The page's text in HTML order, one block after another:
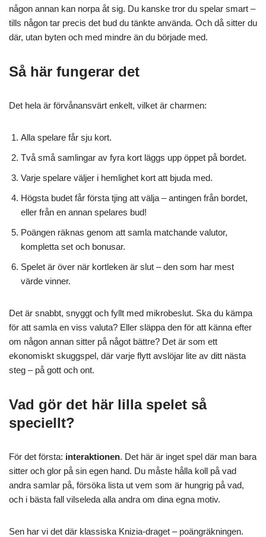
någon annan kan norpa åt sig. Du kanske tror du spelar smart –
tills någon tar precis det bud du tänkte använda. Och då sitter du
där, utan byten och med mindre än du började med.
Så här fungerar det
Det hela är förvånansvärt enkelt, vilket är charmen:
Alla spelare får sju kort.
Två små samlingar av fyra kort läggs upp öppet på bordet.
Varje spelare väljer i hemlighet kort att bjuda med.
Högsta budet får första tjing att välja – antingen från bordet,
eller från en annan spelares bud!
Poängen räknas genom att samla matchande valutor,
kompletta set och bonusar.
Spelet är över när kortleken är slut – den som har mest
värde vinner.
Det är snabbt, snyggt och fyllt med mikrobeslut. Ska du kämpa
för att samla en viss valuta? Eller släppa den för att känna efter
om någon annan sitter på något bättre? Det är som ett
ekonomiskt skuggspel, där varje flytt avslöjar lite av ditt nästa
steg – på gott och ont.
Vad gör det här lilla spelet så
speciellt?
För det första: interaktionen. Det här är inget spel där man bara
sitter och glor på sin egen hand. Du måste hålla koll på vad
andra samlar på, försöka lista ut vem som är hungrig på vad,
och i bästa fall vilseleda alla andra om dina egna motiv.
Sen har vi det där klassiska Knizia-draget – poängräkningen.